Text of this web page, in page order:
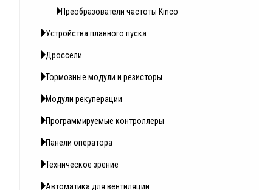
Преобразователи частоты Kinco
Устройства плавного пуска
Дроссели
Тормозные модули и резисторы
Модули рекуперации
Программируемые контроллеры
Панели оператора
Техническое зрение
Автоматика для вентиляции